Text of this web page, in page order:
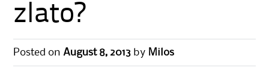
zlato?
Posted on August 8, 2013 by Milos